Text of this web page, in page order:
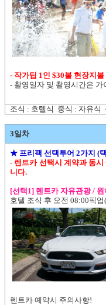
- 작가팁 1인 $30불 현장지불
- 촬영일자 및 촬영시간은
조식 : 호텔식 중식 : 자유식
3일차
★ 프리팩 선택투어 2가지 (
- 렌트카 선택시 계약과 동
니다.
[선택1] 렌트카 자유관광 /
호텔 조식 후 오전 08:00픽
렌트카 예약시 주의사항!